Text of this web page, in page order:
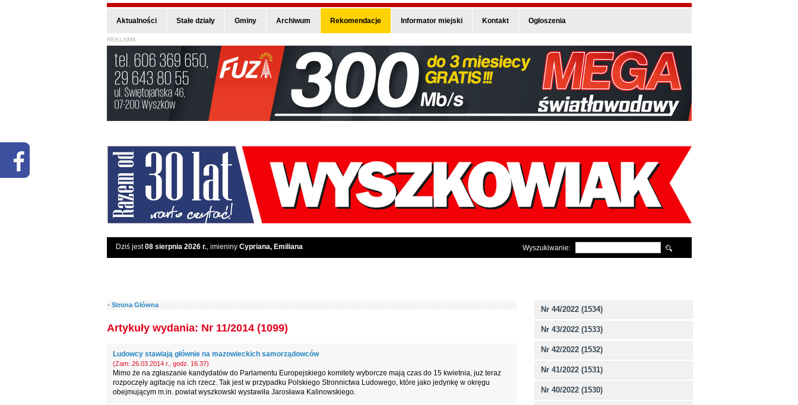
Aktualności Stałe działy Gminy Archiwum Rekomendacje Informator miejski Kontakt Ogłoszenia
REKLAMA
Dziś jest08 sierpnia 2026 r., imieniny Cypriana, Emiliana Wyszukiwanie:
Nr 44/2022 (1534)
Nr 43/2022 (1533)
Nr 42/2022 (1532)
Nr 41/2022 (1531)
Nr 40/2022 (1530)
- Strona Główna
Artykuły wydania: Nr 11/2014 (1099)
Ludowcy stawiają głównie na mazowieckich samorządowców
(Zam: 26.03.2014 r., godz. 16.37)
Mimo że na zgłaszanie kandydatów do Parlamentu Europejskiego komitety wyborcze mają czas do 15 kwietnia, już teraz
rozpoczęły agitację na ich rzecz. Tak jest w przypadku Polskiego Stronnictwa Ludowego, które jako jedynkę w okręgu
obejmującym m.in. powiat wyszkowski wystawiła Jarosława Kalinowskiego.